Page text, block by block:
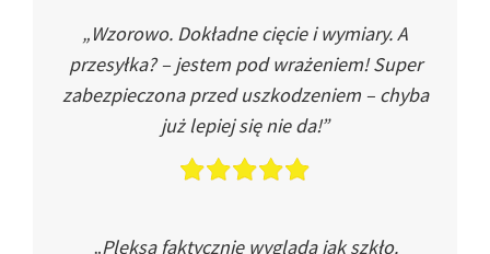
„Wzorowo. Dokładne cięcie i wymiary. A
przesyłka? – jestem pod wrażeniem! Super
zabezpieczona przed uszkodzeniem – chyba
już lepiej się nie da!”
„Pleksa faktycznie wygląda jak szkło.